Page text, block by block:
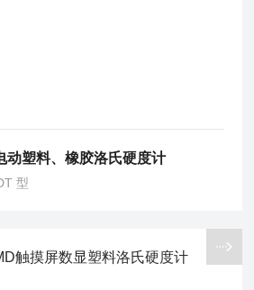
动塑料、橡胶洛氏硬度计
型